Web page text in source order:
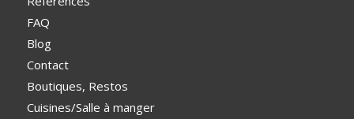
FAQ
Blog
Contact
Boutiques, Restos
Cuisines/Salle à manger